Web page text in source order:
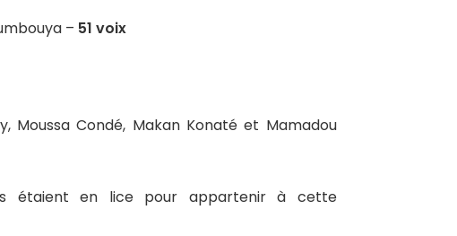
– 51 voix
Moussa Condé, Makan Konaté et Mamadou
étaient en lice pour appartenir à cette